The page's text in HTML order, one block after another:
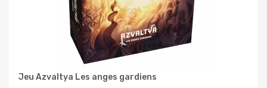
Jeu Azvaltya Les anges gardiens